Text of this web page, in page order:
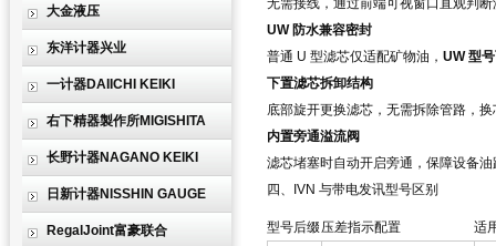
大金液压
东洋计器兴业
一计器DAIICHI KEIKI
右下精器製作所MIGISHITA
长野计器NAGANO KEIKI
日新计器NISSHIN GAUGE
RegalJoint富豪联合
无需接线，通过前端可视窗口直观判
UW 防水兼容密封
普通 U 型滤芯仅适配矿物油， UW 型
下置滤芯拆卸结构
底部旋开更换滤芯，无需拆除管路，
内置旁通溢流阀
滤芯堵塞时自动开启旁通，保障设备
四、IVN 与带电发讯型号区别
型号后缀 压差指示配置
适